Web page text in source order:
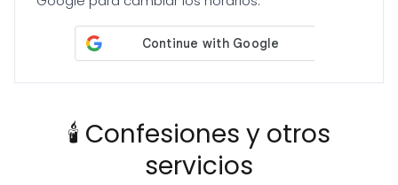
🕯️ Confesiones y otros
servicios